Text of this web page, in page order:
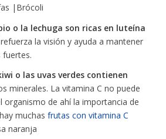
|Brócoli
o la lechuga son ricas en luteína
la visión y ayuda a mantener
fuertes.
o las uvas verdes contienen
minerales. La vitamina C no puede
organismo de ahí la importancia de
muchas frutas con vitamina C
naranja